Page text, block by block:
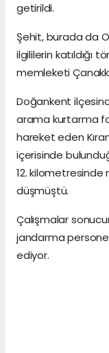
getirildi.
Şehit, burada da
ilgililerin katıldığı
memleketi
Doğankent
arama kurtarma
hareket eden
içerisinde
12.
düşmüştü.
Çalışmalar
jandarma
ediyor.